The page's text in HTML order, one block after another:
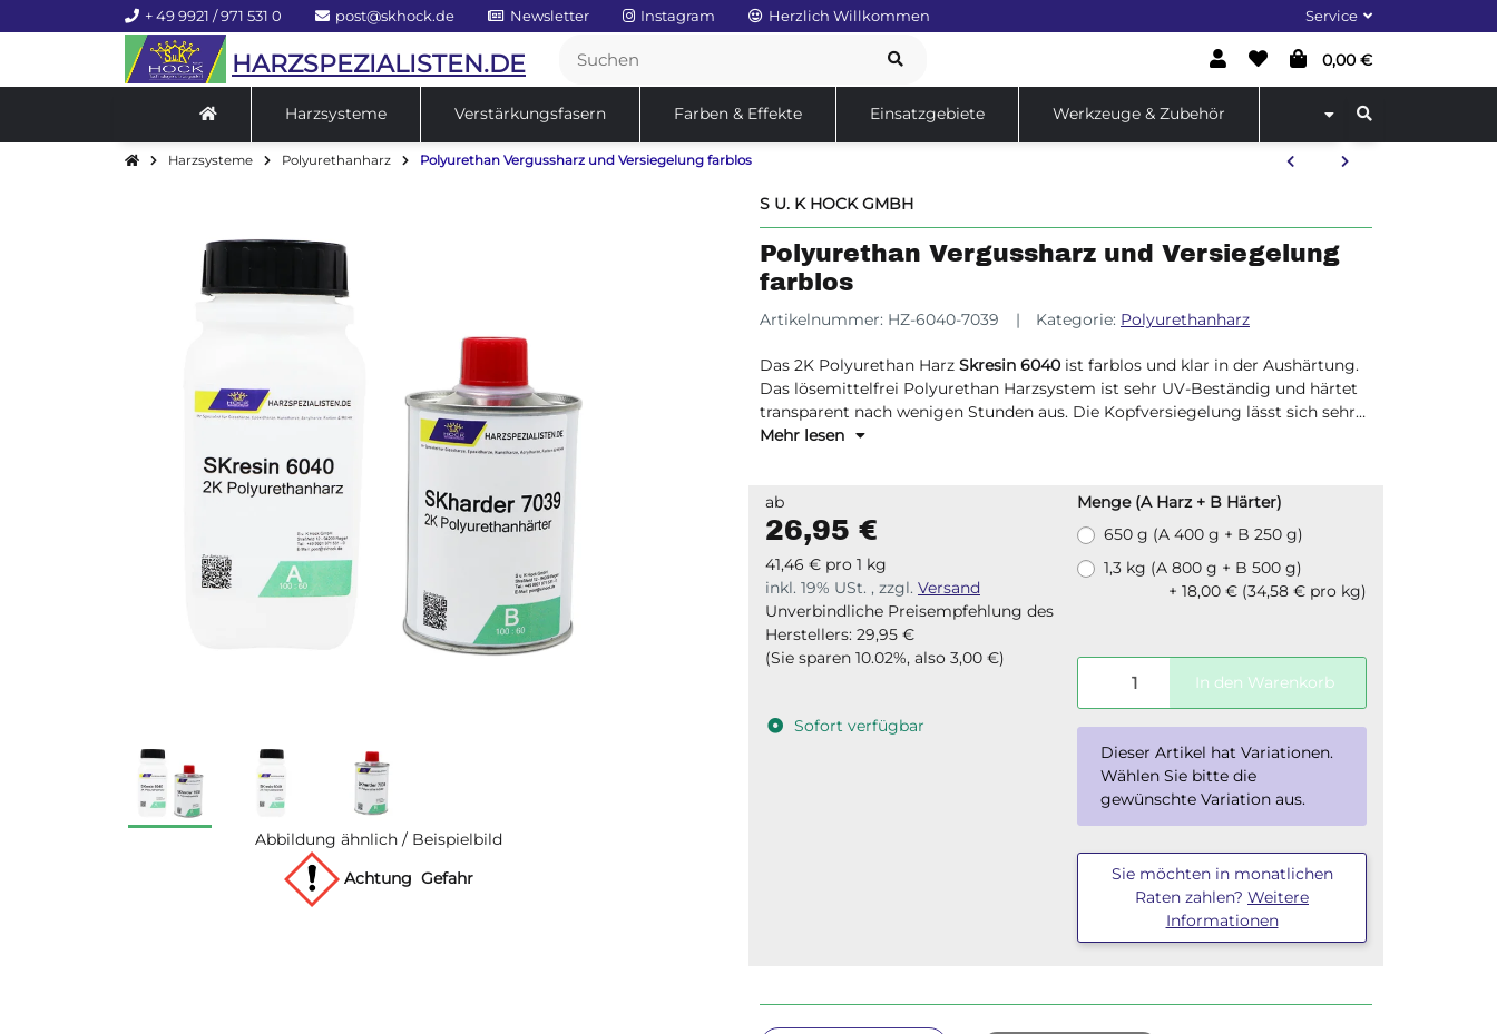
+ 49 9921 / 971 531 0 post@skhock.de Newsletter Instagram Herzlich Willkommen Service
HARZSPEZIALISTEN.DE 0,00 €
Harzsysteme Verstärkungsfasern Farben & Effekte Einsatzgebiete Werkzeuge & Zubehör
Service Sale
Harzsysteme Polyurethanharz Polyurethan Vergussharz und Versiegelung farblos
Abbildung ähnlich / Beispielbild
Achtung Gefahr
S U. K HOCK GMBH
Polyurethan Vergussharz und Versiegelung
farblos
Artikelnummer: HZ-6040-7039 Kategorie: Polyurethanharz
Das 2K Polyurethan Harz Skresin 6040 ist farblos und klar in der Aushärtung.
Das lösemittelfrei Polyurethan Harzsystem ist sehr UV-Beständig und härtet
transparent nach wenigen Stunden aus. Die Kopfversiegelung lässt sich sehr
gut im Innen und Außenbereich auf Epoxidharzoberflächen oder GFK
Mehr lesen
ab
26,95 €
41,46 € pro 1 kg
inkl. 19% USt. , zzgl. Versand
Unverbindliche Preisempfehlung des
Herstellers: 29,95 €
(Sie sparen 10.02%, also 3,00 €)
Sofort verfügbar
Menge (A Harz + B Härter)
650 g (A 400 g + B 250 g)
1,3 kg (A 800 g + B 500 g)
+ 18,00 € (34,58 € pro kg)
In den Warenkorb
x
Dieser Artikel hat Variationen.
Wählen Sie bitte die
gewünschte Variation aus.
Sie möchten in monatlichen
Raten zahlen? Weitere
Informationen